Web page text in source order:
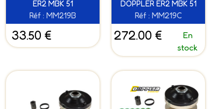
ER2 MBK 51
Réf : MM219B
33.50 €
DOPPLER ER2 MBK 51
Réf : MM219C
272.00 €
En
stock